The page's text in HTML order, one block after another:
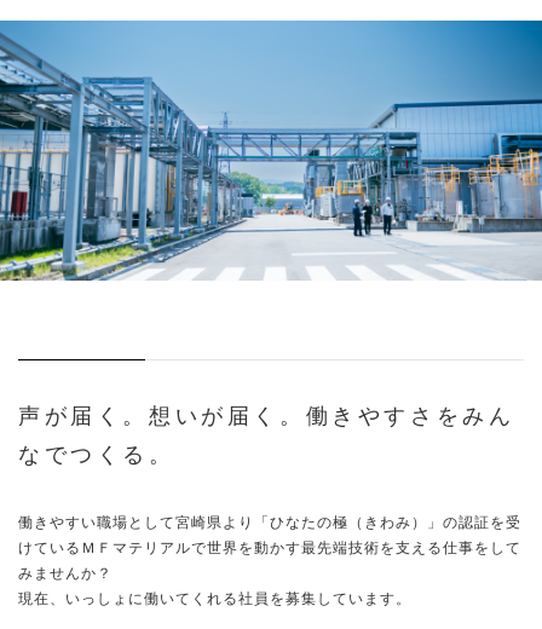
声が届く。想いが届く。働きやすさをみん
なでつくる。
働きやすい職場として宮崎県より「ひなたの極（きわみ）」の認証を受
けているＭＦマテリアルで世界を動かす最先端技術を支える仕事をして
みませんか？
現在、いっしょに働いてくれる社員を募集しています。